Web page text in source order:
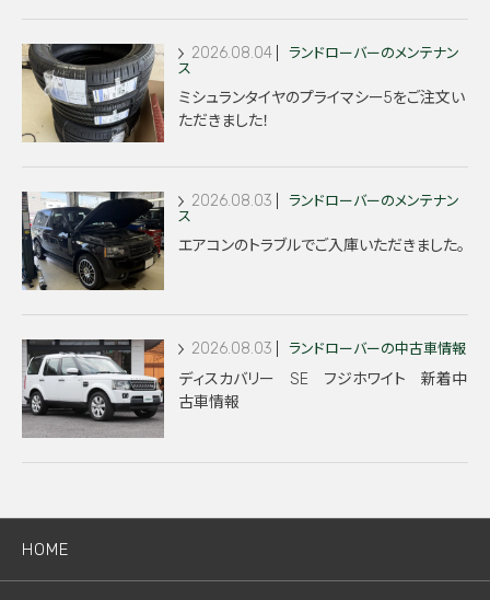
2026.08.04
ランドローバーのメンテナン
ス
ミシュランタイヤのプライマシー5をご注文い
ただきました！
2026.08.03
ランドローバーのメンテナン
ス
エアコンのトラブルでご入庫いただきました。
2026.08.03 ランドローバーの中古車情報
ディスカバリー SE フジホワイト 新着中
古車情報
HOME